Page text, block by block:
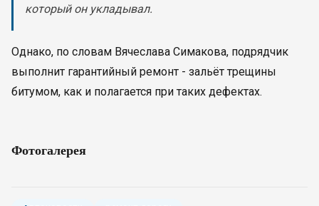
который он укладывал.
Однако, по словам Вячеслава Симакова, подрядчик
выполнит гарантийный ремонт - зальёт трещины
битумом, как и полагается при таких дефектах.
Фотогалерея